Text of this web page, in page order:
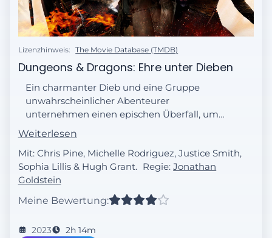
Lizenzhinweis: The Movie Database (TMDB)
Dungeons & Dragons: Ehre unter Dieben
Ein charmanter Dieb und eine Gruppe
unwahrscheinlicher Abenteurer
unternehmen einen epischen Überfall, um
ein verlorenes Relikt wiederzubeschaffen,
aber die Dinge laufen gefährlich schief, als
sie mit den falschen Leuten in Konflikt
geraten.
Weiterlesen
Mit: Chris Pine, Michelle Rodriguez, Justice Smith,
Sophia Lillis & Hugh Grant. Regie:Jonathan
Goldstein
Meine Bewertung:
2023 2h 14m